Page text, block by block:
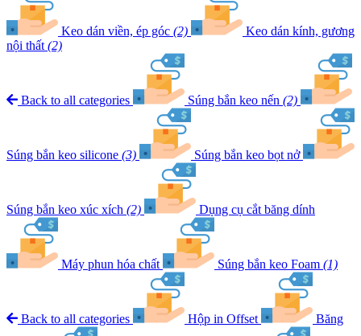
Keo dán viền, ép góc (2)
Keo dán kính, gương
nội thất (2)
Back to all categories Súng bắn keo nến (2)
Súng bắn keo silicone (3) Súng bắn keo bọt nở
Súng bắn keo xúc xích (2) Dụng cụ cắt băng dính
Máy phun hóa chất Súng bắn keo Foam (1)
Back to all categories Hộp in Offset Băng